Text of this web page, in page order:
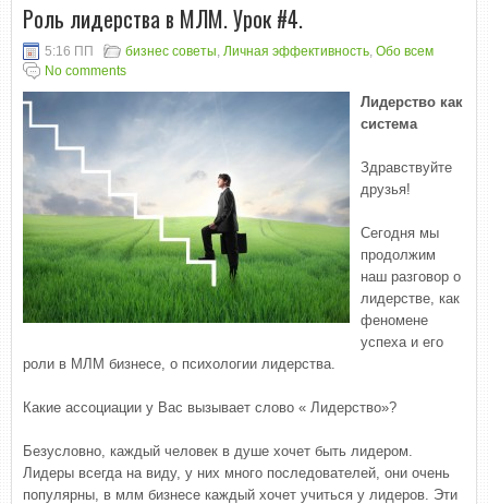
Роль лидерства в МЛМ. Урок #4.
5:16 ПП бизнес советы, Личная эффективность, Обо всем
No comments
Лидерство как
система
Здравствуйте
друзья!
Сегодня мы
продолжим
наш разговор о
лидерстве, как
феномене
успеха и его
роли в МЛМ бизнесе, о психологии лидерства.
Какие ассоциации у Вас вызывает слово « Лидерство»?
Безусловно, каждый человек в душе хочет быть лидером.
Лидеры всегда на виду, у них много последователей, они очень
популярны, в млм бизнесе каждый хочет учиться у лидеров. Эти